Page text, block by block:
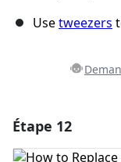
Usetweezers
Étape 12